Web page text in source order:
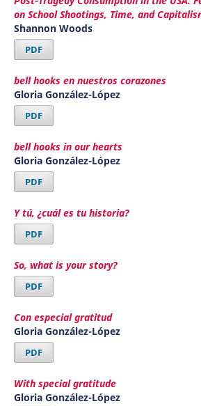
on School Shootings, Time, and
Shannon Woods
PDF
bell hooks en nuestros corazones
Gloria González-López
PDF
bell hooks in our hearts
Gloria González-López
PDF
Y tú, ¿cuál es tu historia?
PDF
So, what is your story?
PDF
Con especial gratitud
Gloria González-López
PDF
With special gratitude
Gloria González-López